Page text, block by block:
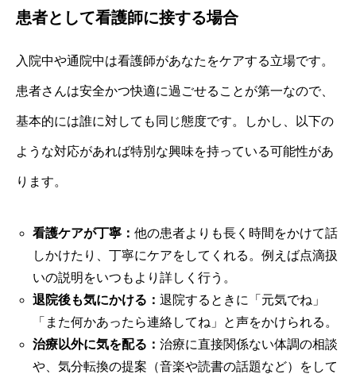
患者として看護師に接する場合
入院中や通院中は看護師があなたをケアする立場です。
患者さんは安全かつ快適に過ごせることが第一なので、
基本的には誰に対しても同じ態度です。しかし、以下の
ような対応があれば特別な興味を持っている可能性があ
ります。
看護ケアが丁寧： 他の患者よりも長く時間をかけて話
しかけたり、丁寧にケアをしてくれる。例えば点滴扱
いの説明をいつもより詳しく行う。
退院後も気にかける： 退院するときに「元気でね」
「また何かあったら連絡してね」と声をかけられる。
治療以外に気を配る： 治療に直接関係ない体調の相談
や、気分転換の提案（音楽や読書の話題など）をして